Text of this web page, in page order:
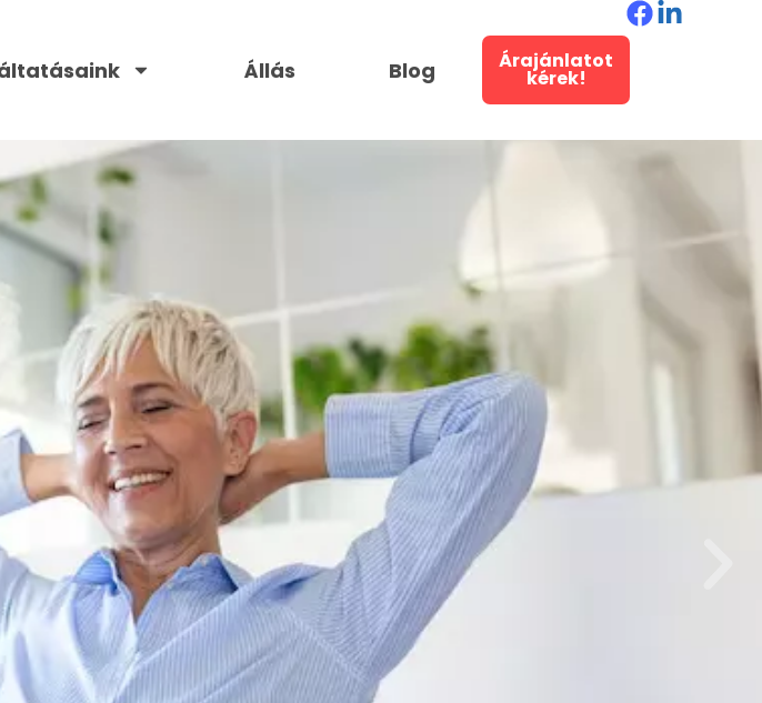
Állás Blog Árajánlatot
kérek!